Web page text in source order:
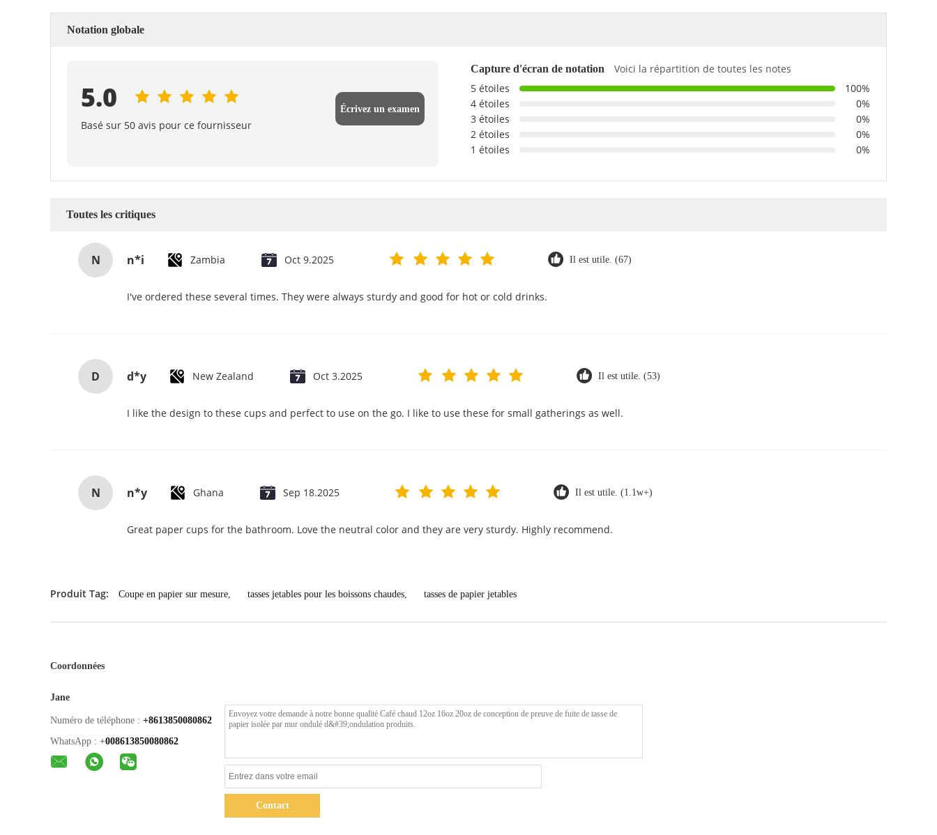
Notation globale
5.0
Basé sur 50 avis pour ce fournisseur
Écrivez un examen
Capture d'écran de notation
Voici la répartition de toutes les notes
5 étoiles
100%
4 étoiles
0%
3 étoiles
0%
2 étoiles
0%
1 étoiles
0%
Toutes les critiques
N n*i Zambia Oct 9.2025 Il est utile. (67)
I've ordered these several times. They were always sturdy and good for hot or cold drinks.
D d*y New Zealand Oct 3.2025 Il est utile. (53)
I like the design to these cups and perfect to use on the go. I like to use these for small gatherings as well.
N n*y Ghana Sep 18.2025 Il est utile. (1.1w+)
Great paper cups for the bathroom. Love the neutral color and they are very sturdy. Highly recommend.
Produit Tag: Coupe en papier sur mesure, tasses jetables pour les boissons chaudes, tasses de papier jetables
Coordonnées
Jane
Numéro de téléphone : +8613850080862
WhatsApp : +008613850080862
Contact